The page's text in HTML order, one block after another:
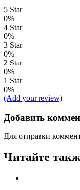
5 Star
0%
4 Star
0%
3 Star
0%
2 Star
0%
1 Star
0%
(Add your review)
Добавить
Для отправки
Читайте